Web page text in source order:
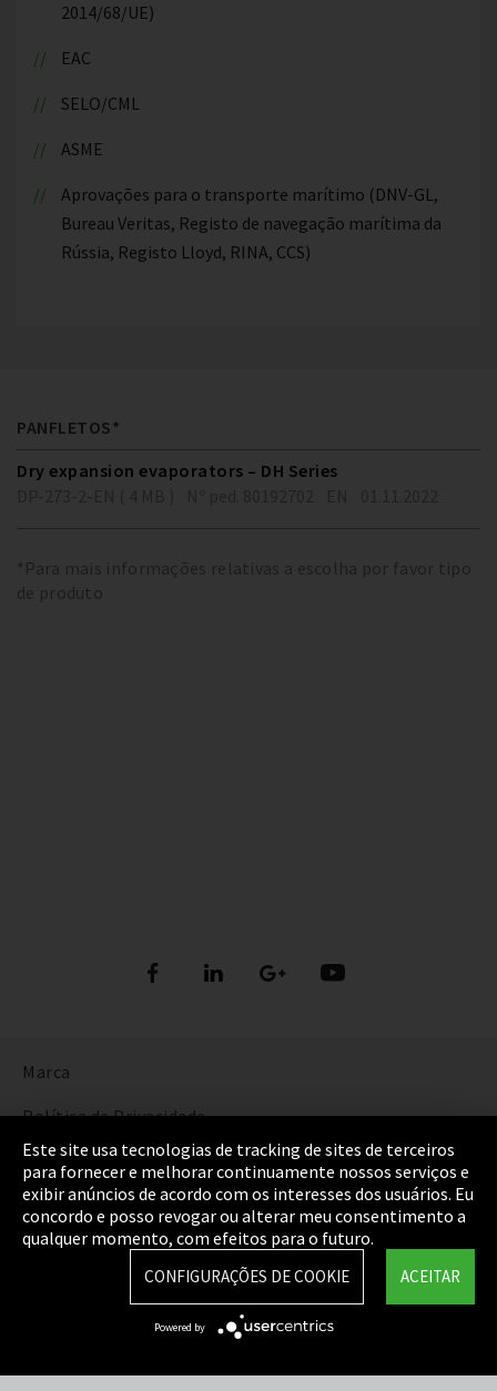
2014/68/UE)
EAC
SELO/CML
ASME
Aprovações para o transporte marítimo (DNV-GL,
Bureau Veritas, Registo de navegação marítima da
Rússia, Registo Lloyd, RINA, CCS)
PANFLETOS*
Dry expansion evaporators – DH Series
*Para mais informações relativas a escolha por favor tipo
de produto
Marca
Política de Privacidade
Cookie Settings
Termos e Condições
Mapa do Site
Este site usa tecnologias de tracking de sites de terceiros
para fornecer e melhorar continuamente nossos serviços e
exibir anúncios de acordo com os interesses dos usuários. Eu
concordo e posso revogar ou alterar meu consentimento a
qualquer momento, com efeitos para o futuro.
ACEITAR
CONFIGURAÇÕES DE COOKIE
Powered by